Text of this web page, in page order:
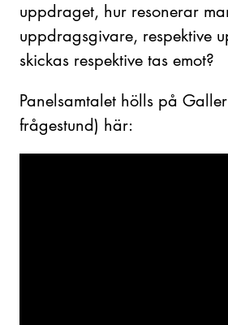
uppdraget, hur resonerar
uppdragsgivare, respektive
skickas respektive tas emot?
Panelsamtalet hölls på
frågestund) här: